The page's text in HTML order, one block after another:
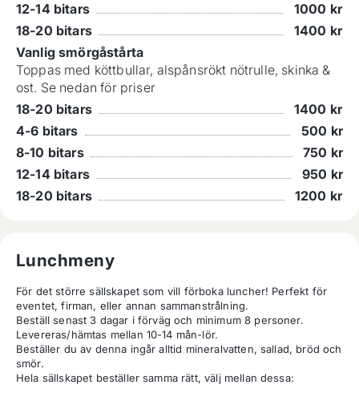
12-14 bitars
1000 kr
18-20 bitars
1400 kr
Vanlig smörgåstårta
Toppas med köttbullar, alspånsrökt nötrulle, skinka &
ost. Se nedan för priser
18-20 bitars
1400 kr
4-6 bitars
500 kr
8-10 bitars
750 kr
12-14 bitars
950 kr
18-20 bitars
1200 kr
Lunchmeny
För det större sällskapet som vill förboka luncher! Perfekt för
eventet, firman, eller annan sammanstrålning.
Beställ senast 3 dagar i förväg och minimum 8 personer.
Levereras/hämtas mellan 10-14 mån-lör.
Beställer du av denna ingår alltid mineralvatten, sallad, bröd och
smör.
Hela sällskapet beställer samma rätt, välj mellan dessa: